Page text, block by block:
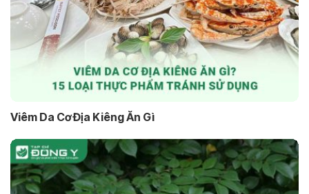
Viêm Da Cơ Địa Kiêng Ăn Gì